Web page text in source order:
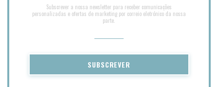
Subscrever a nossa newsletter para receber comunicações
personalizadas e ofertas de marketing por correio eletrónico da nossa
parte.
SUBSCREVER